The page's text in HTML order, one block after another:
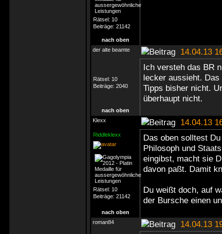
Rätsel: 10
Beiträge: 21142
nach oben
der alte beamte
14.04.13
Rätsel: 10
Beiträge: 2040
Ich versteh das BR
lecker aussieht.
Tipps bisher nicht.
überhaupt nicht.
nach oben
Klexx
14.04.13
Riddleklexx
Rätsel: 10
Beiträge: 21142
Das oben solltest
Philosoph und
eingibst, macht sie
davon paßt. Damit
Du weißt doch, auf
der Bursche einen
nach oben
roman84
14.04.13